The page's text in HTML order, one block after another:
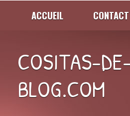
ACCUEIL CONTACT
COSITAS-
BLOG.COM